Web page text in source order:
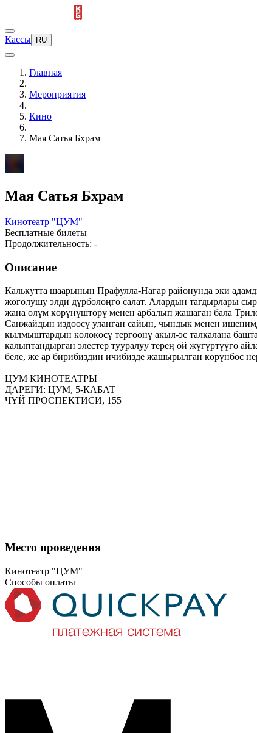
Кассы RU
Главная
Мероприятия
Кино
Мая Сатья Бхрам
Мая Сатья Бхрам
Кинотеатр "ЦУМ"
Бесплатные билеты
Продолжительность: -
Описание
Калькутта шаарынын Прафулла-Нагар районунда эки
жоголушу элди дүрбөлөңгө салат. Алардын тагдырлары
жана өлүм көрүнүштөрү менен арбалып жашаган бала
Санжайдын издөөсү уланган сайын, чындык менен
кылмыштардын көлөкөсү тергөөнү акыл-эс талкалана
калыптандырган элестер тууралуу терең ой жүгүртүүгө
беле, же ар бирибиздин ичибизде жашырылган көрүнбөс
ЦУМ КИНОТЕАТРЫ
ДАРЕГИ: ЦУМ, 5-КАБАТ
ЧҮЙ
Место проведения
Кинотеатр "ЦУМ"
Способы оплаты